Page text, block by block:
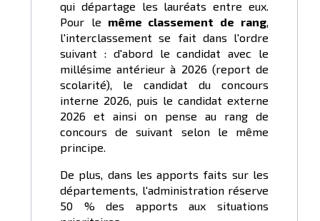
qui départage les lauréats entre eux.
Pour le même classement de rang,
l'interclassement se fait dans l'ordre
suivant : d'abord le candidat avec le
millésime antérieur à 2026 (report de
scolarité), le candidat du concours
interne 2026, puis le candidat externe
2026 et ainsi on pense au rang de
concours de suivant selon le même
principe.
De plus, dans les apports faits sur les
départements, l'administration réserve
50 % des apports aux situations